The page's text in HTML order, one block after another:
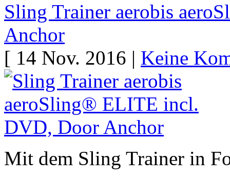
Sling Trainer aerobis
Anchor
[ 14 Nov. 2016 | Keine
Mit dem Sling Trainer in